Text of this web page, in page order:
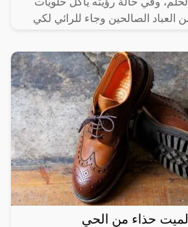
الصالحين وجاء للرائي لكي
حذاء من الحي